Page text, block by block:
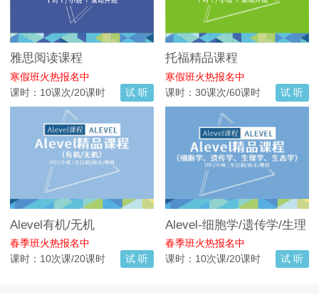
雅思阅读课程
寒假班火热报名中
课时：10课次/20课时
试 听
托福精品课程
寒假班火热报名中
课时：30课次/60课时
试 听
Alevel有机/无机
春季班火热报名中
课时：10次课/20课时
试 听
Alevel-细胞学/遗传学/生理
学/生态学
春季班火热报名中
课时：10次课/20课时
试 听